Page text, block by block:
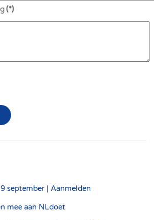
(*)
september | Aanmelden
mee aan NLdoet